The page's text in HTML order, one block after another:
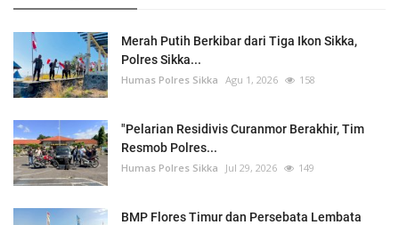
Merah Putih Berkibar dari Tiga Ikon Sikka,
Polres Sikka...
Humas Polres Sikka Agu 1, 2026 158
"Pelarian Residivis Curanmor Berakhir, Tim
Resmob Polres...
Humas Polres Sikka Jul 29, 2026 149
BMP Flores Timur dan Persebata Lembata